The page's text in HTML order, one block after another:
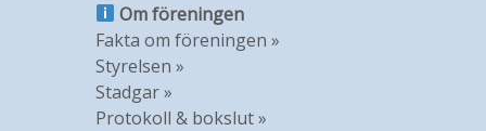
Om föreningen
Fakta om föreningen »
Styrelsen »
Stadgar »
Protokoll & bokslut »